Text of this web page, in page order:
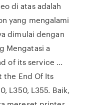
di atas adalah
yang mengalami
dimulai dengan
Mengatasi a
of its service ...
the End Of Its
L350, L355. Baik,